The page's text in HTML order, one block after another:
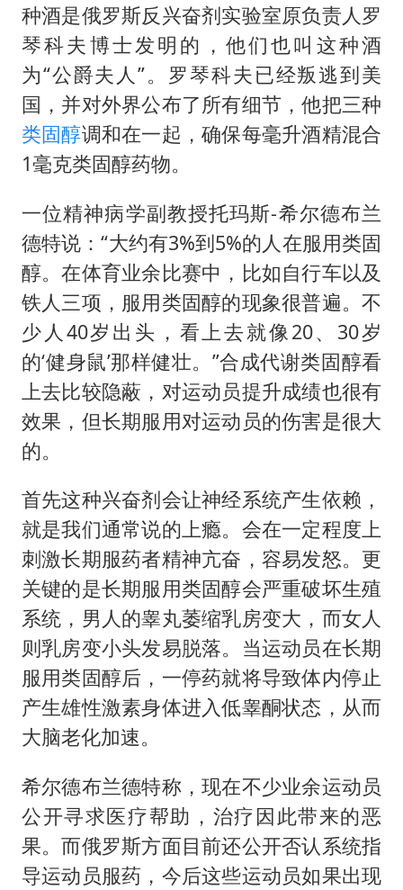
种酒是俄罗斯反兴奋剂实验室原负责人罗
琴科夫博士发明的，他们也叫这种酒
为“公爵夫人”。罗琴科夫已经叛逃到美
国，并对外界公布了所有细节，他把三种
类固醇调和在一起，确保每毫升酒精混合
1毫克类固醇药物。
一位精神病学副教授托玛斯-希尔德布兰
德特说：“大约有3%到5%的人在服用类固
醇。在体育业余比赛中，比如自行车以及
铁人三项，服用类固醇的现象很普遍。不
少人40岁出头，看上去就像20、30岁
的‘健身鼠’那样健壮。”合成代谢类固醇看
上去比较隐蔽，对运动员提升成绩也很有
效果，但长期服用对运动员的伤害是很大
的。
首先这种兴奋剂会让神经系统产生依赖，
就是我们通常说的上瘾。会在一定程度上
刺激长期服药者精神亢奋，容易发怒。更
关键的是长期服用类固醇会严重破坏生殖
系统，男人的睾丸萎缩乳房变大，而女人
则乳房变小头发易脱落。当运动员在长期
服用类固醇后，一停药就将导致体内停止
产生雄性激素身体进入低睾酮状态，从而
大脑老化加速。
希尔德布兰德特称，现在不少业余运动员
公开寻求医疗帮助，治疗因此带来的恶
果。而俄罗斯方面目前还公开否认系统指
导运动员服药，今后这些运动员如果出现